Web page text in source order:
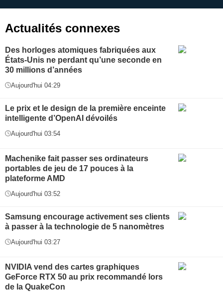
Actualités connexes
Des horloges atomiques fabriquées aux
États-Unis ne perdant qu’une seconde en
30 millions d’années
Aujourd'hui 04:29
Le prix et le design de la première enceinte
intelligente d’OpenAI dévoilés
Aujourd'hui 03:54
Machenike fait passer ses ordinateurs
portables de jeu de 17 pouces à la
plateforme AMD
Aujourd'hui 03:52
Samsung encourage activement ses clients
à passer à la technologie de 5 nanomètres
Aujourd'hui 03:27
NVIDIA vend des cartes graphiques
GeForce RTX 50 au prix recommandé lors
de la QuakeCon